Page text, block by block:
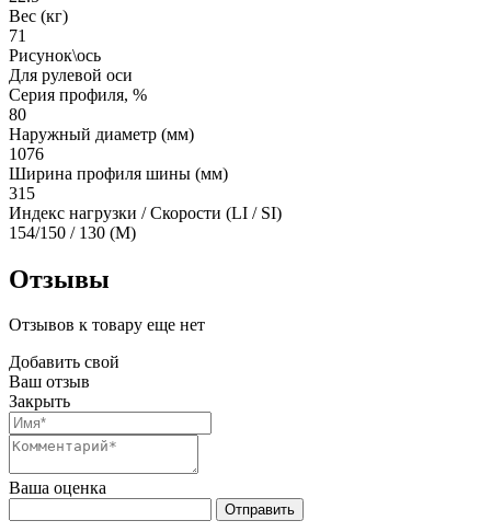
Вес (кг)
71
Рисунок\ось
Для рулевой оси
Серия профиля, %
80
Наружный диаметр (мм)
1076
Ширина профиля шины (мм)
315
Индекс нагрузки / Скорости (LI / SI)
154/150 / 130 (M)
Отзывы
Отзывов к товару еще нет
Добавить свой
Ваш отзыв
Закрыть
Ваша оценка
Отправить